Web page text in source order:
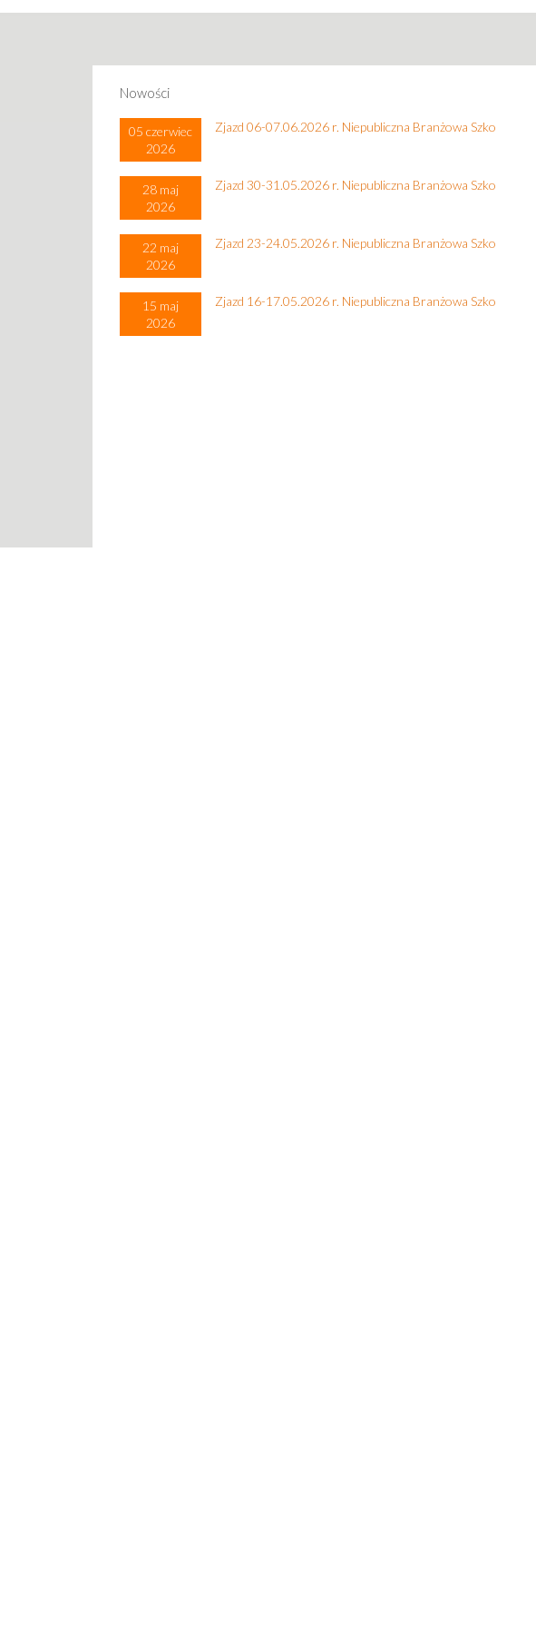
Nowości
05 czerwiec
2026
Zjazd 06-07.06.2026 r. Niepubliczna Branżowa Szko
28 maj
2026
Zjazd 30-31.05.2026 r. Niepubliczna Branżowa Szko
22 maj
2026
Zjazd 23-24.05.2026 r. Niepubliczna Branżowa Szko
15 maj
2026
Zjazd 16-17.05.2026 r. Niepubliczna Branżowa Szko